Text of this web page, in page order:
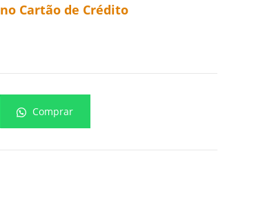
no Cartão de Crédito
Comprar